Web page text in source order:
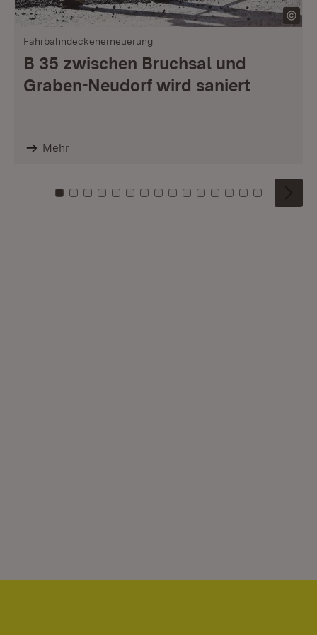
Fahrbahndeckenerneuerung
B 35 zwischen Bruchsal und
Graben-Neudorf wird saniert
Mehr
Zu Kachel: 0
Zu Kachel: 1
Zu Kachel: 2
Zu Kachel: 3
Zu Kachel: 4
Zu Kachel: 5
Zu Kachel: 6
Zu Kachel: 7
Zu Kachel: 8
Zu Kachel: 9
Zu Kachel: 10
Zu Kachel: 11
Zu Kachel: 12
Zu Kachel:
Zu